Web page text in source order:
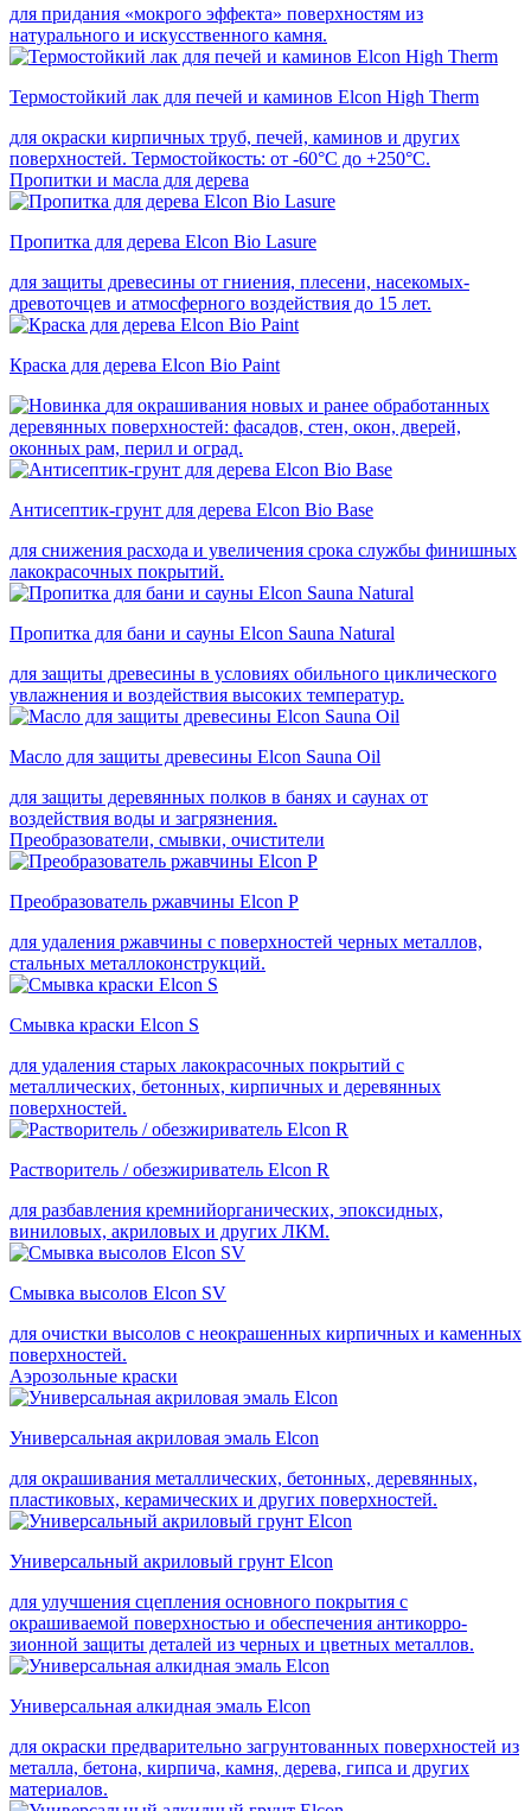
для придания «мокрого эффекта» поверхностям из
натурального и искусственного камня.
Термостойкий лак для печей и каминов Elcon High Therm
для окраски кирпичных труб, печей, каминов и других
поверхностей. Термостойкость: от -60°С до +250°С.
Пропитки и масла для дерева
Пропитка для дерева Elcon Bio Lasure
для защиты древесины от гниения, плесени, насекомых-
древоточцев и атмосферного воздействия до 15 лет.
Краска для дерева Elcon Bio Paint
для окрашивания новых и ранее обработанных
деревянных поверхностей: фасадов, стен, окон, дверей,
оконных рам, перил и оград.
Антисептик-грунт для дерева Elcon Bio Base
для снижения расхода и увеличения срока службы финишных
лакокрасочных покрытий.
Пропитка для бани и сауны Elcon Sauna Natural
для защиты древесины в условиях обильного циклического
увлажнения и воздействия высоких температур.
Масло для защиты древесины Elcon Sauna Oil
для защиты деревянных полков в банях и саунах от
воздействия воды и загрязнения.
Преобразователи, смывки, очистители
Преобразователь ржавчины Elcon P
для удаления ржавчины с поверхностей черных металлов,
стальных металлоконструкций.
Смывка краски Elcon S
для удаления старых лакокрасочных покрытий с
металлических, бетонных, кирпичных и деревянных
поверхностей.
Растворитель / обезжириватель Elcon R
для разбавления кремнийорганических, эпоксидных,
виниловых, акриловых и других ЛКМ.
Смывка высолов Elcon SV
для очистки высолов с неокрашенных кирпичных и каменных
поверхностей.
Аэрозольные краски
Универсальная акриловая эмаль Elcon
для окрашивания металлических, бетонных, деревянных,
пластиковых, керамических и других поверхностей.
Универсальный акриловый грунт Elcon
для улучшения сцепления основного покрытия с
окрашиваемой поверхностью и обеспечения антикорро-
зионной защиты деталей из черных и цветных металлов.
Универсальная алкидная эмаль Elcon
для окраски предварительно загрунтованных поверхностей из
металла, бетона, кирпича, камня, дерева, гипса и других
материалов.